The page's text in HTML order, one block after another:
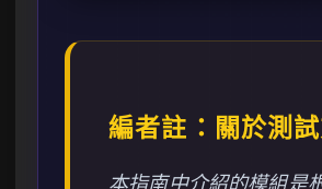
編者註：關於測
本指南中介紹的模組是